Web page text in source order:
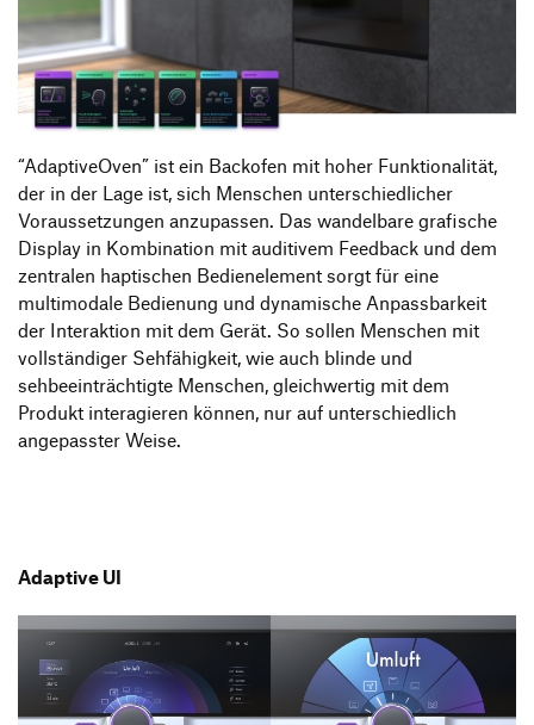
“AdaptiveOven” ist ein Backofen mit hoher Funktionalität,
der in der Lage ist, sich Menschen unterschiedlicher
Voraussetzungen anzupassen. Das wandelbare grafische
Display in Kombination mit auditivem Feedback und dem
zentralen haptischen Bedienelement sorgt für eine
multimodale Bedienung und dynamische Anpassbarkeit
der Interaktion mit dem Gerät. So sollen Menschen mit
vollständiger Sehfähigkeit, wie auch blinde und
sehbeeinträchtigte Menschen, gleichwertig mit dem
Produkt interagieren können, nur auf unterschiedlich
angepasster Weise.
Adaptive UI